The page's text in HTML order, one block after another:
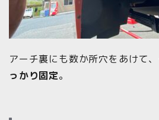
アーチ裏にも数か所穴をあけて、
っかり固定。